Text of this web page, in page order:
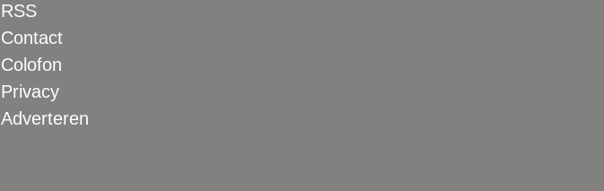
RSS
Contact
Colofon
Privacy
Adverteren